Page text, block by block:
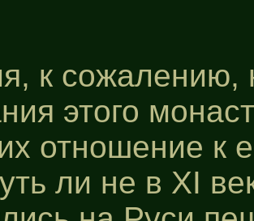
к сожалению,
этого
отношение к
ли не в ХI